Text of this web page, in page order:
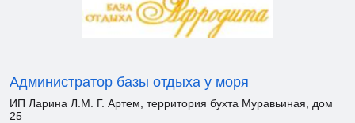
Администратор базы отдыха у моря
ИП Ларина Л.М. Г. Артем, территория бухта Муравьиная, дом
25